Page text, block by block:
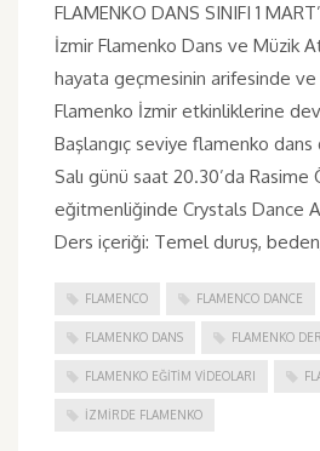
FLAMENKO DANS SINIFI 1
İzmir Flamenko Dans ve Müzik
hayata geçmesinin arifesinde ve
Flamenko İzmir etkinliklerine
Başlangıç seviye flamenko
Salı günü saat 20.30’da Rasime
eğitmenliğinde Crystals Dance
Ders içeriği: Temel duruş,
FLAMENCO FLAMENCO DANCE
FLAMENKO DANS FLAMENKO
FLAMENKO EĞITIM VIDEOLARI
IZMIRDE FLAMENKO